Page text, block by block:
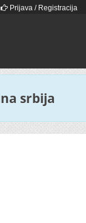
Prijava / Registracija
srbija